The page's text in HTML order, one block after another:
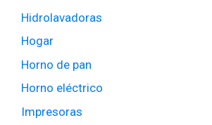
Hidrolavadoras
Hogar
Horno de pan
Horno eléctrico
Impresoras